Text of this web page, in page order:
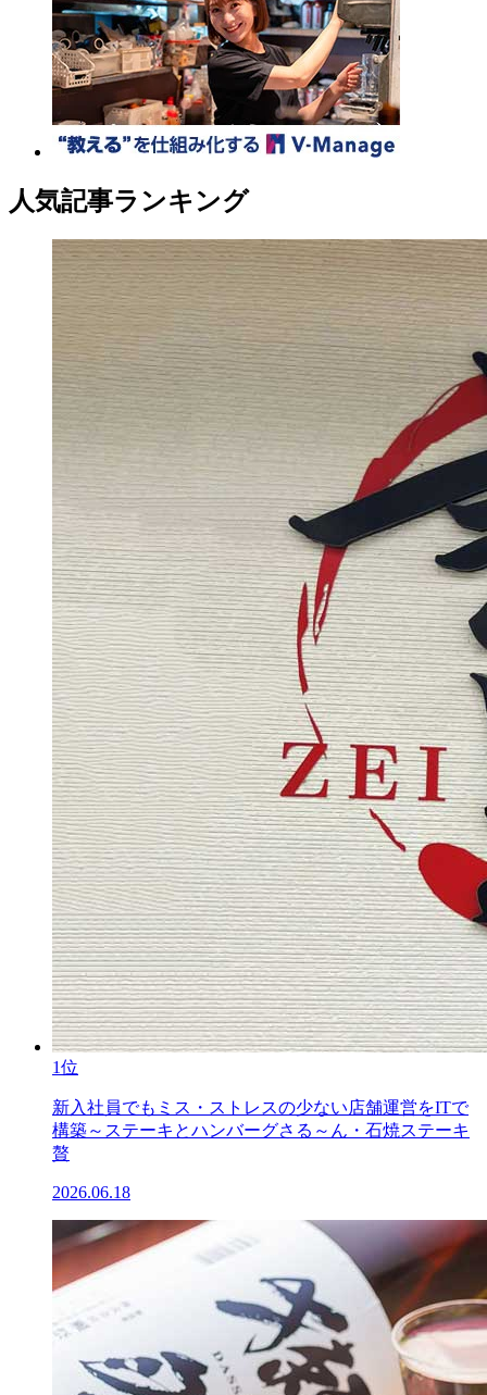
人気記事ランキング
1位
新入社員でもミス・ストレスの少ない店舗運営をITで
構築～ステーキとハンバーグさる～ん・石焼ステーキ
贅
2026.06.18